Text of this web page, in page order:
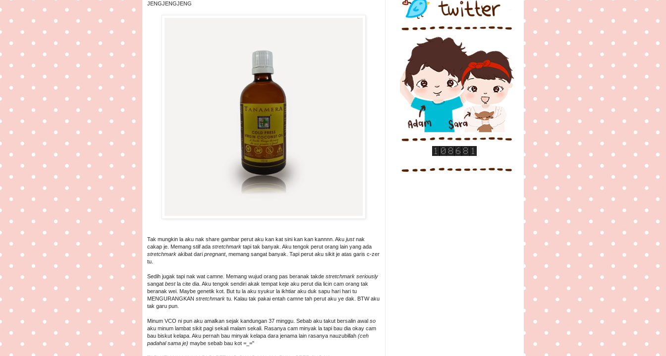
JENGJENGJENG
Tak mungkin la aku nak share gambar perut aku kan kat sini kan kan kannnn. Aku justnak
cakap je. Memang stillada stretchmark tapi tak banyak. Aku tengok perut orang lain yang ada
stretchmark akibat dari pregnant, memang sangat banyak. Tapi perut aku sikit je atas garis c-zer
tu.
Sedih jugak tapi nak wat camne. Memang wujud orang pas beranak takde stretchmark seriously
sangat bestla cite dia. Aku tengok sendiri akak tempat keje aku perut dia licin cam orang tak
beranak wei. Maybe genetik kot. But tu la aku syukur la ikhtiar aku duk sapu hari hari tu
MENGURANGKAN stretchmark tu. Kalau tak pakai entah camne tah perut aku ye dak. BTW aku
tak garu pun.
Minum VCO ni pun aku amalkan sejak kandungan 37 minggu. Sebab aku takut bersalin awal so
aku minum lambat sikit pagi sekali malam sekali. Rasanya cam minyak la tapi bau dia okay cam
bau biskut kelapa. Aku pernah bau minyak kelapa dara jenama lain rasanya nauzubillah (ceh
padahal sama je) maybe sebab bau kot =_="